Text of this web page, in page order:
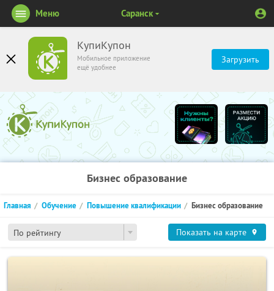
КупиКупон
Мобильное приложение
ещё удобнее
Загрузить
Меню Саранск
Бизнес образование
По рейтингу
Главная Обучение Повышение квалификации Бизнес образование
Показать на карте